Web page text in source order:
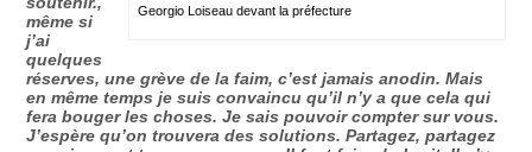
Georgio Loiseau devant la préfecture
même si
j’ai
quelques
réserves, une grève de la faim, c’est jamais anodin. Mais
en même temps je suis convaincu qu’il n’y a que cela qui
fera bouger les choses. Je sais pouvoir compter sur vous.
J’espère qu’on trouvera des solutions. Partagez, partagez